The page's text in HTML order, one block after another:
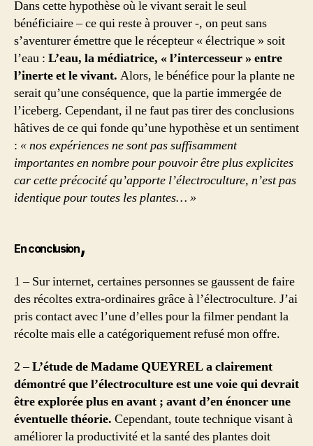
Dans cette hypothèse où le vivant serait le seul
bénéficiaire – ce qui reste à prouver -, on peut sans
s’aventurer émettre que le récepteur « électrique » soit
l’eau : L’eau, la médiatrice, « l’intercesseur » entre
l’inerte et le vivant. Alors, le bénéfice pour la plante ne
serait qu’une conséquence, que la partie immergée de
l’iceberg. Cependant, il ne faut pas tirer des conclusions
hâtives de ce qui fonde qu’une hypothèse et un sentiment
: « nos expériences ne sont pas suffisamment
importantes en nombre pour pouvoir être plus explicites
car cette précocité qu’apporte l’électroculture, n’est pas
identique pour toutes les plantes… »
En conclusion,
1 – Sur internet, certaines personnes se gaussent de faire
des récoltes extra-ordinaires grâce à l’électroculture. J’ai
pris contact avec l’une d’elles pour la filmer pendant la
récolte mais elle a catégoriquement refusé mon offre.
2 –L’étude de Madame QUEYREL a clairement
démontré que l’électroculture est une voie qui devrait
être explorée plus en avant ; avant d’en énoncer une
éventuelle théorie. Cependant, toute technique visant à
améliorer la productivité et la santé des plantes doit